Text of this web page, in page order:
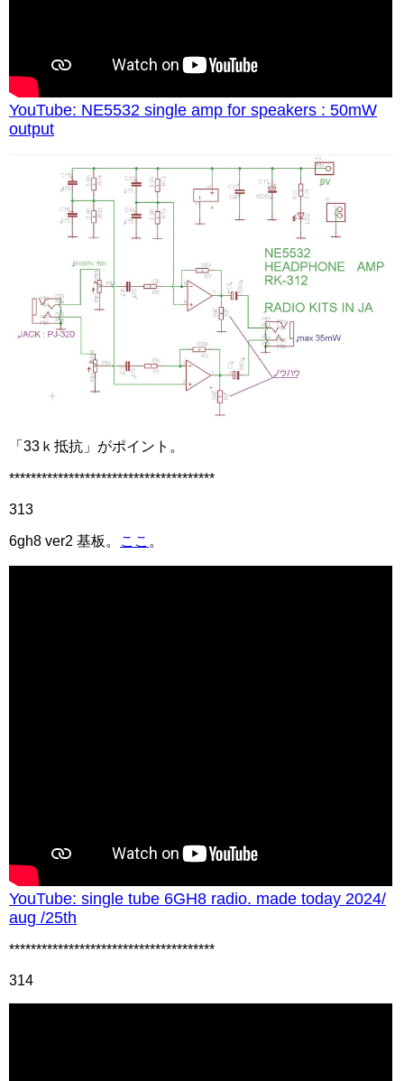
YouTube: NE5532 single amp for speakers : 50mW
output
「33ｋ抵抗」がポイント。
**************************************
313
6gh8 ver2 基板。 ここ 。
YouTube: single tube 6GH8 radio. made today 2024/
aug /25th
**************************************
314